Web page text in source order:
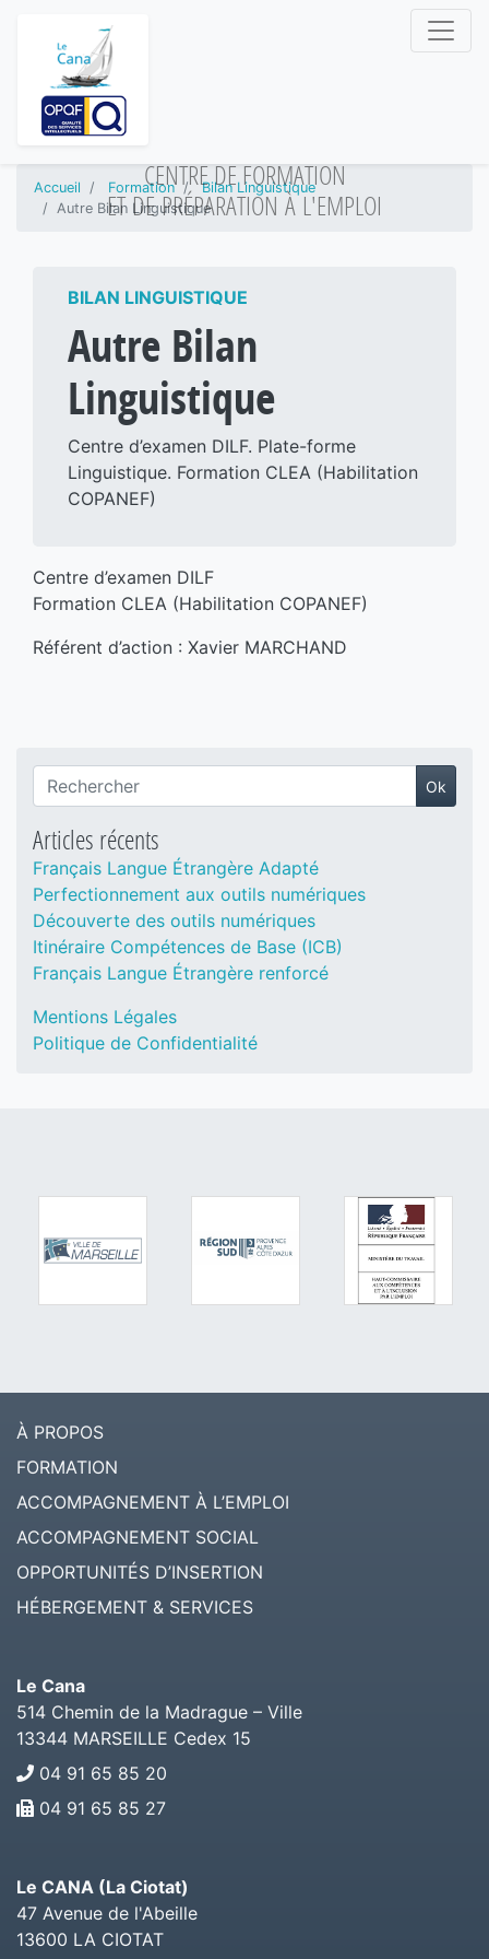
CENTRE DE FORMATION
ET DE PRÉPARATION À L'EMPLOI
Accueil Formation
Bilan Linguistique
Autre Bilan Linguistique
BILAN LINGUISTIQUE
Autre Bilan
Linguistique
Centre d’examen DILF. Plate-forme
Linguistique. Formation CLEA (Habilitation
COPANEF)
Centre d’examen DILF
Formation CLEA (Habilitation COPANEF)
Référent d’action : Xavier MARCHAND
Recherche
Ok
Articles récents
Français Langue Étrangère Adapté
Perfectionnement aux outils numériques
Découverte des outils numériques
Itinéraire Compétences de Base (ICB)
Français Langue Étrangère renforcé
Mentions Légales
Politique de Confidentialité
À PROPOS
FORMATION
ACCOMPAGNEMENT À L’EMPLOI
ACCOMPAGNEMENT SOCIAL
OPPORTUNITÉS D’INSERTION
HÉBERGEMENT & SERVICES
Le Cana
514 Chemin de la Madrague – Ville
13344 MARSEILLE Cedex 15
04 91 65 85 20
04 91 65 85 27
Le CANA (La Ciotat)
47 Avenue de l'Abeille
13600 LA CIOTAT